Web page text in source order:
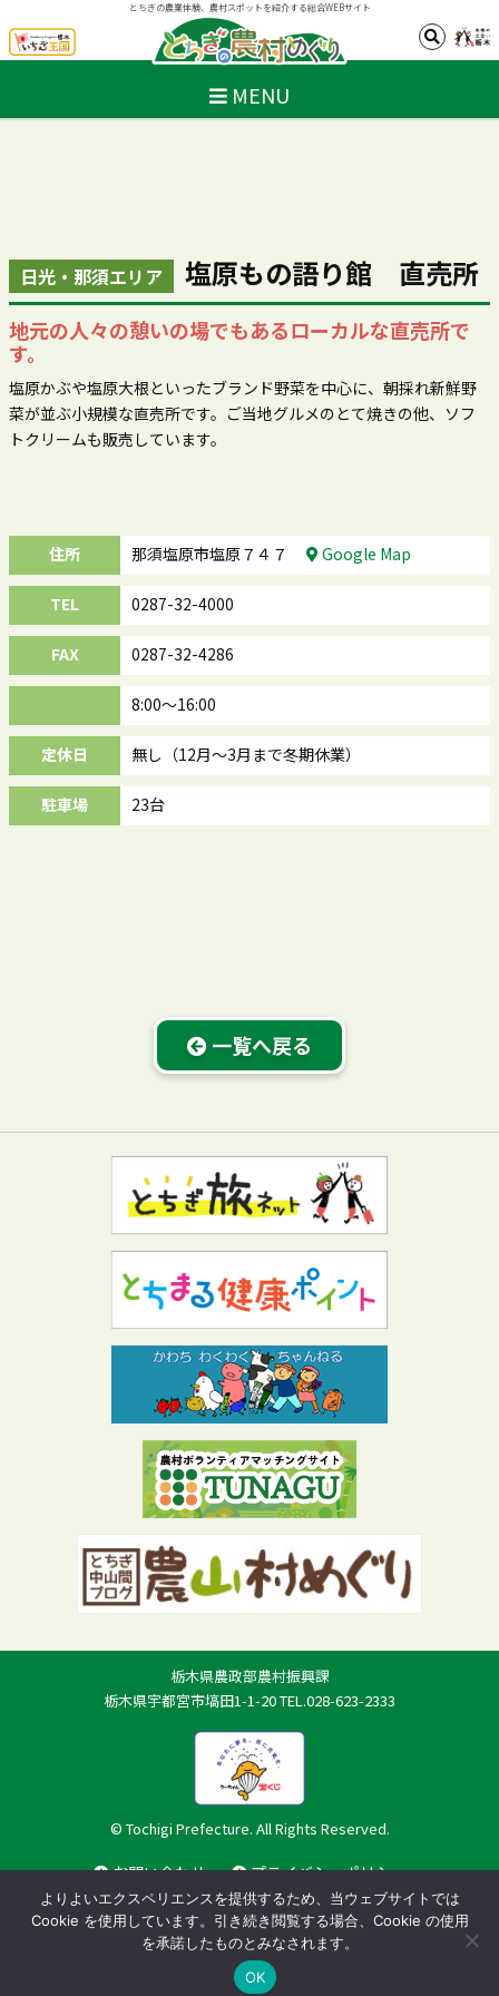
とちぎの農業体験、農村スポットを紹介する総合WEBサイト
MENU
日光・那須エリア 塩原もの語り館 直売所
地元の人々の憩いの場でもあるローカルな直売所で
す。
塩原かぶや塩原大根といったブランド野菜を中心に、朝採れ新鮮野
菜が並ぶ小規模な直売所です。ご当地グルメのとて焼きの他、ソフ
トクリームも販売しています。
住所 那須塩原市塩原７４７ Google Map
TEL 0287-32-4000
FAX 0287-32-4286
8:00～16:00
定休日 無し（12月～3月まで冬期休業）
駐車場 23台
一覧へ戻る
栃木県農政部農村振興課
栃木県宇都宮市塙田1-1-20 TEL.028-623-2333
© Tochigi Prefecture. All Rights Reserved.
お問い合わせ プライバシーポリシー
よりよいエクスペリエンスを提供するため、当ウェブサイトでは
Cookie を使用しています。引き続き閲覧する場合、Cookie の使用
を承諾したものとみなされます。
OK